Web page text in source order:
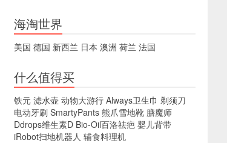
海淘世界
美国 德国 新西兰 日本 澳洲 荷兰 法国
什么值得买
铁元 滤水壶 动物大游行 Always卫生巾 剃须刀
电动牙刷 SmartyPants 熊爪雪地靴 膳魔师
Ddrops维生素D Bio-Oil百洛祛疤 婴儿背带
iRobot扫地机器人 辅食料理机